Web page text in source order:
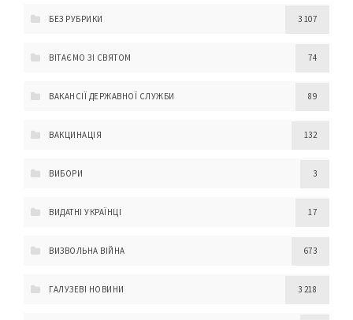
БЕЗ РУБРИКИ 3 107
ВІТАЄМО ЗІ СВЯТОМ 74
ВАКАНСІЇ ДЕРЖАВНОЇ СЛУЖБИ 89
ВАКЦИНАЦІЯ 132
ВИБОРИ 3
ВИДАТНІ УКРАЇНЦІ 17
ВИЗВОЛЬНА ВІЙНА 673
ГАЛУЗЕВІ НОВИНИ 3 218